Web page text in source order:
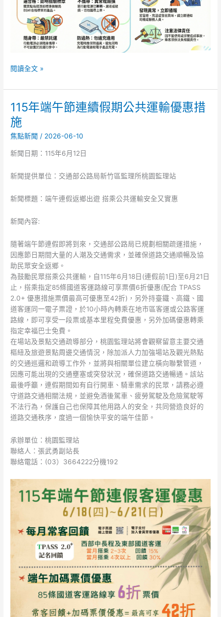
動
注
項
閱讀全文 »
115年端午節連續假期公共運輸優惠措
施
焦點新聞 / 2026-06-10
新聞日期：115年6月12日
新聞提供單位：交通部公路局新竹區監理所桃園監理站
新聞標題：端午連假返鄉出遊 搭乘公共運輸安全又實惠
新聞內容:
隨著端午節連假即將到來，交通部公路局已規劃相關疏運措施，
因應節日期間大量的人潮及交通需求，並確保道路交通順暢及協
助民眾安全返鄉。
為鼓勵民眾搭乘公共運輸，自115年6月18日(連假前1日)至6月21日
止，搭乘指定85條國道客運路線可享票價6折優惠(配合 TPASS
2.0+ 優惠措施票價最高可優惠至42折)，另外持臺鐵、高鐵、國
道客運同一電子票證，於10小時內轉乘在地市區客運或公路客運
路線，即可享受一段票或基本里程免費優惠，另外加碼優惠轉乘
指定幸福巴士免費。
在場站及景點交通疏導部分，桃園監理站將會觀察留意主要交通
樞紐及旅遊景點周邊交通情況，除加派人力加強場站及觀光熱點
的交通巡邏和疏導工作外，並將與相關單位建立橫向聯繫管道，
因應可能出現的交通壅塞或突發狀況，確保道路交通暢通。該站
最後呼籲，連假期間如有自行開車、騎車需求的民眾，請務必遵
守道路交通相關法規，並避免酒後駕車、疲勞駕駛及危險駕駛等
不法行為，保護自己也保障其他用路人的安全，共同營造良好的
道路交通秩序，度過一個愉快平安的端午佳節。
承辦單位：桃園監理站
聯絡人：張武勇副站長
聯絡電話：(03）3664222分機192
115
年
端
午
節
連
假
公
運
優
惠
措
施